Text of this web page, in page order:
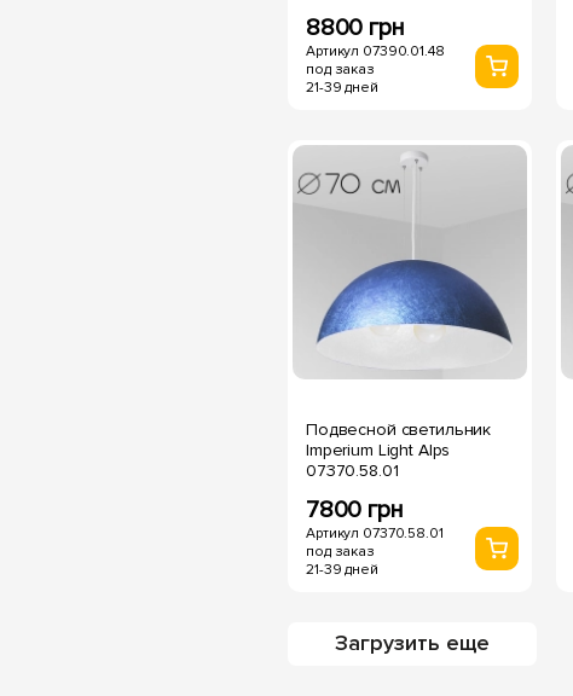
8800 грн
Артикул 07390.01.48
под заказ
21-39 дней
Подвесной светильник
Imperium Light Alps
07370.58.01
7800 грн
Артикул 07370.58.01
под заказ
21-39 дней
Загрузить еще